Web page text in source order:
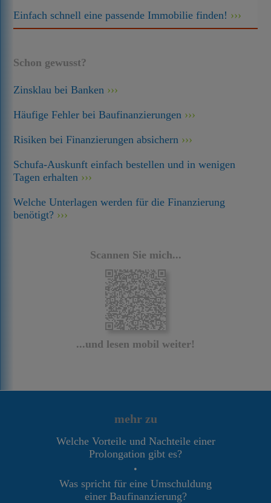
Einfach schnell eine passende Immobilie finden!
Schon gewusst?
Zinsklau bei Banken
Häufige Fehler bei Baufinanzierungen
Risiken bei Finanzierungen absichern
Schufa-Auskunft einfach bestellen und in wenigen
Tagen erhalten
Welche Unterlagen werden für die Finanzierung
benötigt?
Scannen Sie mich...
...und lesen mobil weiter!
mehr zu
Welche Vorteile und Nachteile einer
Prolongation gibt es?
•
Was spricht für eine Umschuldung
einer Baufinanzierung?